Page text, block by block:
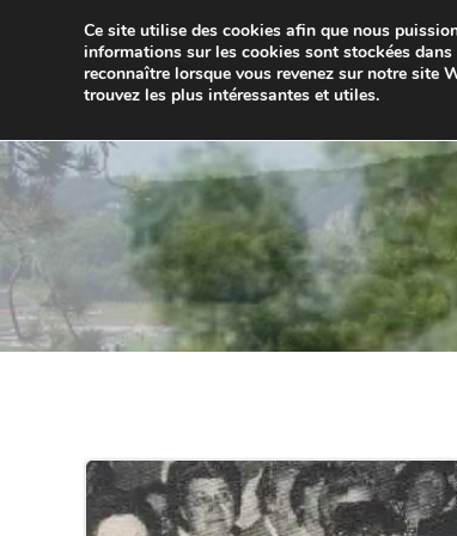
ACCUEIL
Ce site utilise des cookies afin que nous
informations sur les cookies sont stockées
reconnaître lorsque vous revenez sur notre site
trouvez les plus intéressantes et utiles.